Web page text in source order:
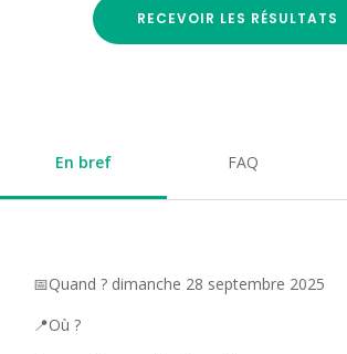
RECEVOIR LES RÉSULTATS
En bref FAQ
📅Quand ? dimanche 28 septembre 2025
📍Où ?